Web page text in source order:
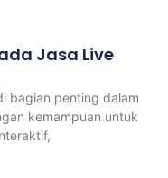
Jasa Live
bagian penting dalam
kemampuan untuk